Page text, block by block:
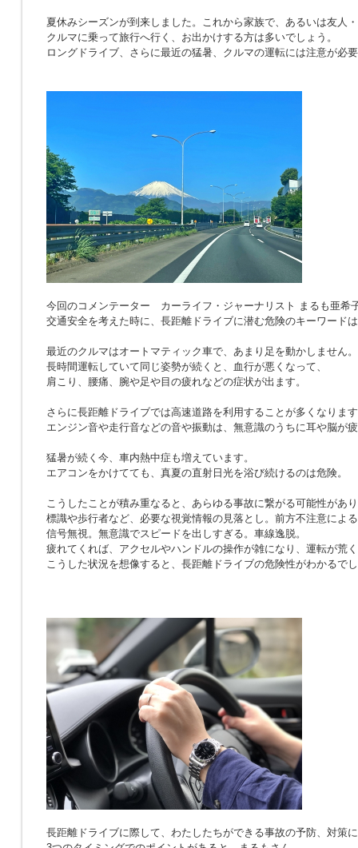
夏休みシーズンが到来しました。これから家族で、あるいは友人
クルマに乗って旅行へ行く、お出かけする方は多いでしょう。
ロングドライブ、さらに最近の猛暑、クルマの運転には注意が必
今回のコメンテーター カーライフ・ジャーナリスト まるも亜希
交通安全を考えた時に、長距離ドライブに潜む危険のキーワード
最近のクルマはオートマティック車で、あまり足を動かしません。
長時間運転していて同じ姿勢が続くと、血行が悪くなって、
肩こり、腰痛、腕や足や目の疲れなどの症状が出ます。
さらに長距離ドライブでは高速道路を利用することが多くなりま
エンジン音や走行音などの音や振動は、無意識のうちに耳や脳が
猛暑が続く今、車内熱中症も増えています。
エアコンをかけてても、真夏の直射日光を浴び続けるのは危険。
こうしたことが積み重なると、あらゆる事故に繋がる可能性があ
標識や歩行者など、必要な視覚情報の見落とし。前方不注意によ
信号無視。無意識でスピードを出しすぎる。車線逸脱。
疲れてくれば、アクセルやハンドルの操作が雑になり、運転が荒
こうした状況を想像すると、長距離ドライブの危険性がわかるで
長距離ドライブに際して、わたしたちができる事故の予防、対策